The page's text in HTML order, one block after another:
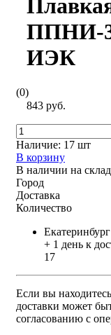
ППНИ-
ИЭК
(0)
843 руб.
Наличие: 17 шт
В корзину
В наличии на
Город
Доставка
Количество
+ 1 день к
17
Если вы
доставки может
согласованию с